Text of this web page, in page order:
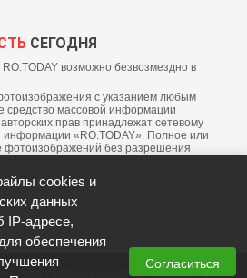
СЕГОДНЯ
возможно безвозмездно в
с указанием любым
средство массовой информации
прав принадлежат сетевому
информации «RO.TODAY». Полное или
фотоизображений без разрешения
Регистрационный номер СМИ: ЭЛ №
cookies и
данных
IP-адресе,
обеспечения
Согласиться